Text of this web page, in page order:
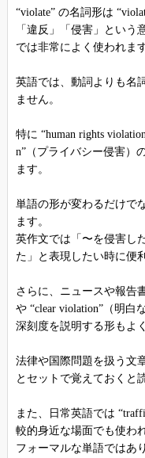
“violate” の名詞形は
「違反」「侵害」とい
では非常によく使われます
英語では、動詞よりも名
ません。
特に “human rights
n”（プライバシー侵害）
ます。
単語の形が変わるだけで
ます。
英作文では「〜を侵害し
た」と表現したい時に便
さらに、ニュースや報告
や “clear violation”（明白
深刻度を説明する形もよ
法律や国際問題を扱う文
とセットで覚えておくと
また、日常英語では
較的身近な場面でも使わ
フォーマルな単語ではあ